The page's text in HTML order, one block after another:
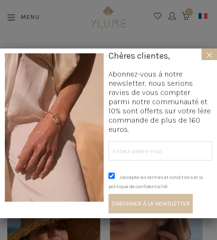
MENU
0
La boutique » Création bijoux »
Boucle d'oreille originale créateur
Boucles d'oreilles créoles »
BOUCLES D'OREILLES CRÉOLES
FANTAISIE
← La boutique
← Boucles d'oreilles créoles
← Boucle d'oreille originale créateur
← Création bijoux
Chères clientes,
Abonnez-vous à notre
newsletter, nous serions
ravies de vous compter
parmi notre communauté et
10% sont offerts sur votre 1ère
commande de plus de 160
euros.
J'accepte les termes et conditions et la
politique de confidentialité
×